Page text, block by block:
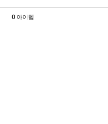
0 아이템